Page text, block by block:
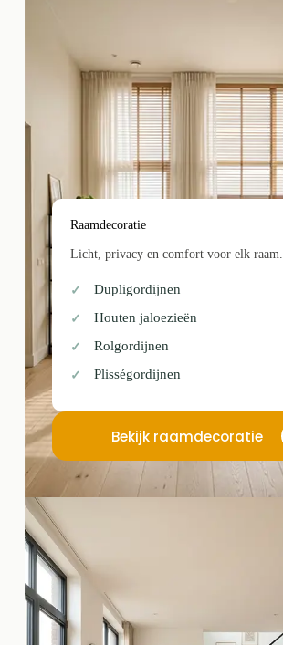
Raamdecoratie
Licht, privacy en comfort voor elk raam.
Dupligordijnen
Houten jaloezieën
Rolgordijnen
Plisségordijnen
Bekijk raamdecoratie